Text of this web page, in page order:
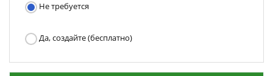
Не требуется
Да, создайте (бесплатно)